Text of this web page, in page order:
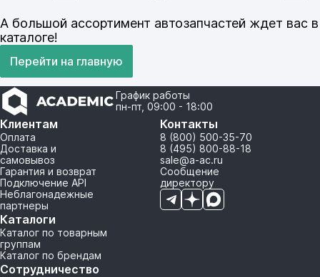
А большой ассортимент автозапчастей ждет вас в
каталоге!
Перейти на главную
График работы
пн-пт, 09:00 - 18:00
Клиентам
Оплата
Доставка и
самовывоз
Гарантия и возврат
Подключение API
Неблагонадежные
партнеры
Каталоги
Каталог по товарным
группам
Каталог по брендам
Сотрудничество
Контакты
8 (800) 500-35-70
8 (495) 800-88-18
sale@a-ac.ru
Сообщение
директору